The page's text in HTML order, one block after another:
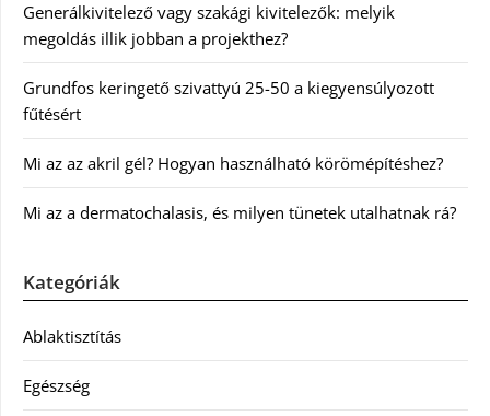
Generálkivitelező vagy szakági kivitelezők: melyik
megoldás illik jobban a projekthez?
Grundfos keringető szivattyú 25-50 a kiegyensúlyozott
fűtésért
Mi az az akril gél? Hogyan használható körömépítéshez?
Mi az a dermatochalasis, és milyen tünetek utalhatnak rá?
Kategóriák
Ablaktisztítás
Egészség